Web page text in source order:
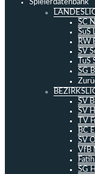
Spielerdatenbank
SC
SuS
RW
SV
TuS
SG
SV
SV
TV
BC
SV
VfB
SG